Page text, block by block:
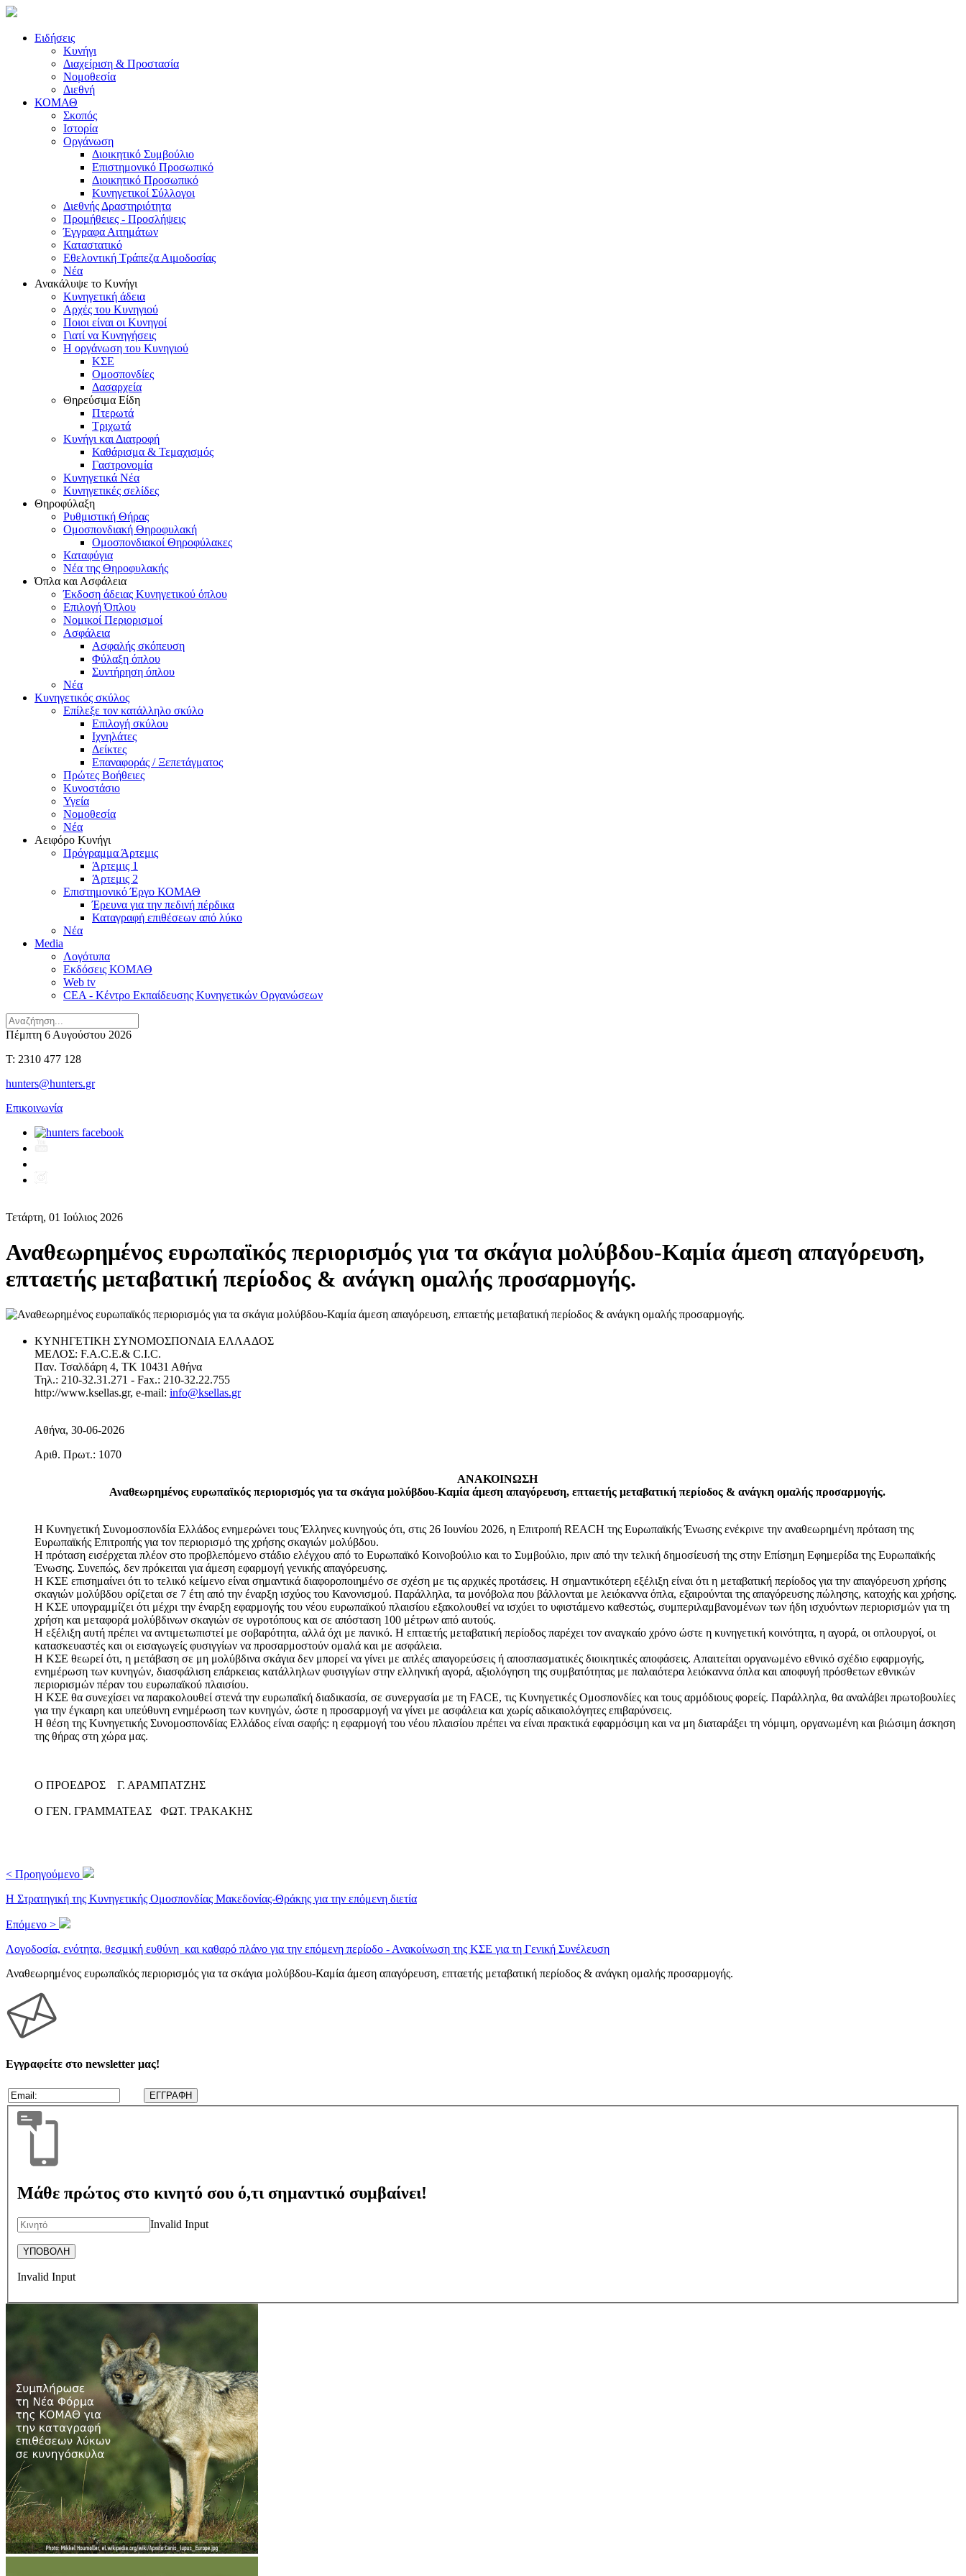
Ειδήσεις
Κυνήγι
Διαχείριση & Προστασία
Νομοθεσία
Διεθνή
ΚΟΜΑΘ
Σκοπός
Ιστορία
Οργάνωση
Διοικητικό Συμβούλιο
Επιστημονικό Προσωπικό
Διοικητικό Προσωπικό
Κυνηγετικοί Σύλλογοι
Διεθνής Δραστηριότητα
Προμήθειες - Προσλήψεις
Έγγραφα Αιτημάτων
Καταστατικό
Εθελοντική Τράπεζα Αιμοδοσίας
Νέα
Ανακάλυψε το Κυνήγι
Κυνηγετική άδεια
Αρχές του Κυνηγιού
Ποιοι είναι οι Κυνηγοί
Γιατί να Κυνηγήσεις
Η οργάνωση του Κυνηγιού
ΚΣΕ
Ομοσπονδίες
Δασαρχεία
Θηρεύσιμα Είδη
Πτερωτά
Τριχωτά
Κυνήγι και Διατροφή
Καθάρισμα & Τεμαχισμός
Γαστρονομία
Κυνηγετικά Νέα
Κυνηγετικές σελίδες
Θηροφύλαξη
Ρυθμιστική Θήρας
Ομοσπονδιακή Θηροφυλακή
Oμοσπονδιακοί Θηροφύλακες
Καταφύγια
Νέα της Θηροφυλακής
Όπλα και Ασφάλεια
Έκδοση άδειας Κυνηγετικού όπλου
Επιλογή Όπλου
Νομικοί Περιορισμοί
Ασφάλεια
Ασφαλής σκόπευση
Φύλαξη όπλου
Συντήρηση όπλου
Νέα
Κυνηγετικός σκύλος
Επίλεξε τον κατάλληλο σκύλο
Επιλογή σκύλου
Ιχνηλάτες
Δείκτες
Επαναφοράς / Ξεπετάγματος
Πρώτες Βοήθειες
Κυνοστάσιο
Υγεία
Νομοθεσία
Νέα
Αειφόρο Κυνήγι
Πρόγραμμα Άρτεμις
Άρτεμις 1
Άρτεμις 2
Επιστημονικό Έργο ΚΟΜΑΘ
Έρευνα για την πεδινή πέρδικα
Καταγραφή επιθέσεων από λύκο
Νέα
Media
Λογότυπα
Εκδόσεις ΚΟΜΑΘ
Web tv
CEA - Κέντρο Εκπαίδευσης Κυνηγετικών Οργανώσεων
Πέμπτη 6 Αυγούστου 2026
T: 2310 477 128
hunters@hunters.gr
Επικοινωνία
Τετάρτη, 01 Ιούλιος 2026
Αναθεωρημένος ευρωπαϊκός περιορισμός για τα σκάγια μολύβδου-Καμία άμεση απαγόρευση,
επταετής μεταβατική περίοδος & ανάγκη ομαλής προσαρμογής.
ΚΥΝΗΓΕΤΙΚΗ ΣΥΝΟΜΟΣΠΟΝΔΙΑ ΕΛΛΑΔΟΣ
ΜΕΛΟΣ: F.A.C.E.& C.I.C.
Παν. Τσαλδάρη 4, ΤΚ 10431 Αθήνα
Τηλ.: 210-32.31.271 - Fax.: 210-32.22.755
http://www.ksellas.gr, e-mail: info@ksellas.gr
Αθήνα, 30-06-2026
Αριθ. Πρωτ.: 1070
ΑΝΑΚΟΙΝΩΣΗ
Αναθεωρημένος ευρωπαϊκός περιορισμός για τα σκάγια μολύβδου-Καμία άμεση απαγόρευση, επταετής μεταβατική περίοδος & ανάγκη ομαλής προσαρμογής.
Η Κυνηγετική Συνομοσπονδία Ελλάδος ενημερώνει τους Έλληνες κυνηγούς ότι, στις 26 Ιουνίου 2026, η Επιτροπή REACH της Ευρωπαϊκής Ένωσης ενέκρινε την αναθεωρημένη πρόταση της
Ευρωπαϊκής Επιτροπής για τον περιορισμό της χρήσης σκαγιών μολύβδου.
Η πρόταση εισέρχεται πλέον στο προβλεπόμενο στάδιο ελέγχου από το Ευρωπαϊκό Κοινοβούλιο και το Συμβούλιο, πριν από την τελική δημοσίευσή της στην Επίσημη Εφημερίδα της Ευρωπαϊκής
Ένωσης. Συνεπώς, δεν πρόκειται για άμεση εφαρμογή γενικής απαγόρευσης.
Η ΚΣΕ επισημαίνει ότι το τελικό κείμενο είναι σημαντικά διαφοροποιημένο σε σχέση με τις αρχικές προτάσεις. Η σημαντικότερη εξέλιξη είναι ότι η μεταβατική περίοδος για την απαγόρευση χρήσης
σκαγιών μολύβδου ορίζεται σε 7 έτη από την έναρξη ισχύος του Κανονισμού. Παράλληλα, τα μονόβολα που βάλλονται με λειόκαννα όπλα, εξαιρούνται της απαγόρευσης πώλησης, κατοχής και χρήσης.
Η ΚΣΕ υπογραμμίζει ότι μέχρι την έναρξη εφαρμογής του νέου ευρωπαϊκού πλαισίου εξακολουθεί να ισχύει το υφιστάμενο καθεστώς, συμπεριλαμβανομένων των ήδη ισχυόντων περιορισμών για τη
χρήση και μεταφορά μολύβδινων σκαγιών σε υγροτόπους και σε απόσταση 100 μέτρων από αυτούς.
Η εξέλιξη αυτή πρέπει να αντιμετωπιστεί με σοβαρότητα, αλλά όχι με πανικό. Η επταετής μεταβατική περίοδος παρέχει τον αναγκαίο χρόνο ώστε η κυνηγετική κοινότητα, η αγορά, οι οπλουργοί, οι
κατασκευαστές και οι εισαγωγείς φυσιγγίων να προσαρμοστούν ομαλά και με ασφάλεια.
Η ΚΣΕ θεωρεί ότι, η μετάβαση σε μη μολύβδινα σκάγια δεν μπορεί να γίνει με απλές απαγορεύσεις ή αποσπασματικές διοικητικές αποφάσεις. Απαιτείται οργανωμένο εθνικό σχέδιο εφαρμογής,
ενημέρωση των κυνηγών, διασφάλιση επάρκειας κατάλληλων φυσιγγίων στην ελληνική αγορά, αξιολόγηση της συμβατότητας με παλαιότερα λειόκαννα όπλα και αποφυγή πρόσθετων εθνικών
περιορισμών πέραν του ευρωπαϊκού πλαισίου.
Η ΚΣΕ θα συνεχίσει να παρακολουθεί στενά την ευρωπαϊκή διαδικασία, σε συνεργασία με τη FACE, τις Κυνηγετικές Ομοσπονδίες και τους αρμόδιους φορείς. Παράλληλα, θα αναλάβει πρωτοβουλίες
για την έγκαιρη και υπεύθυνη ενημέρωση των κυνηγών, ώστε η προσαρμογή να γίνει με ασφάλεια και χωρίς αδικαιολόγητες επιβαρύνσεις.
Η θέση της Κυνηγετικής Συνομοσπονδίας Ελλάδος είναι σαφής: η εφαρμογή του νέου πλαισίου πρέπει να είναι πρακτικά εφαρμόσιμη και να μη διαταράξει τη νόμιμη, οργανωμένη και βιώσιμη άσκηση
της θήρας στη χώρα μας.
Ο ΠΡΟΕΔΡΟΣ Γ. ΑΡΑΜΠΑΤΖΗΣ
Ο ΓΕΝ. ΓΡΑΜΜΑΤΕΑΣ ΦΩΤ. ΤΡΑΚΑΚΗΣ
< Προηγούμενο
Η Στρατηγική της Κυνηγετικής Ομοσπονδίας Μακεδονίας-Θράκης για την επόμενη διετία
Επόμενο >
Λογοδοσία, ενότητα, θεσμική ευθύνη και καθαρό πλάνο για την επόμενη περίοδο - Ανακοίνωση της ΚΣΕ για τη Γενική Συνέλευση
Αναθεωρημένος ευρωπαϊκός περιορισμός για τα σκάγια μολύβδου-Καμία άμεση απαγόρευση, επταετής μεταβατική περίοδος & ανάγκη ομαλής προσαρμογής.
Εγγραφείτε στο newsletter μας!
Μάθε πρώτος στο κινητό σου ό,τι σημαντικό συμβαίνει!
Invalid Input
Invalid Input